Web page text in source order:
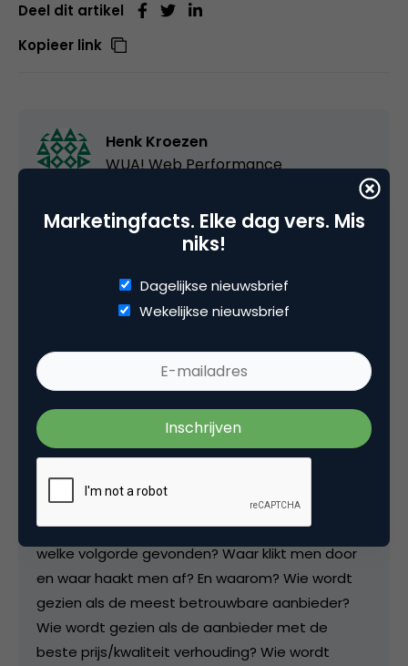
Deel dit artikel
Kopieer link
Henk Kroezen
WUA! Web Performance
Henk Kroezen heeft samen met zijn broer Klaas
het bedrijf WUA! Web Performance opgericht.
WUA! geeft bedrijven inzicht in hun prestaties op
het internet. Wat WUA! doet is het volgende:
uitgenodigd om zich online te oriënteren op een
product met behulp van een case. Het
onderzoek vindt plaats in een gecontroleerde
testomgeving binnen de locatie op de
Herengracht. WUA! volgt precies wat de
deelnemers doen en stelt continu vragen tijdens
het oriëntatieproces. Daarmee worden zaken
inzichtelijk zoals: welke aanbieders worden in
welke volgorde gevonden? Waar klikt men door
en waar haakt men af? En waarom? Wie wordt
gezien als de meest betrouwbare aanbieder?
Wie wordt gezien als de aanbieder met de
beste prijs/kwaliteit verhouding? Wie wordt
Marketingfacts. Elke dag vers. Mis
niks!
Dagelijkse nieuwsbrief
Wekelijkse nieuwsbrief